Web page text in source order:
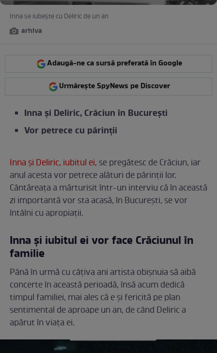
Inna se iubește cu Deliric de un an
arhiva
Adaugă-ne ca sursă preferată în Google
Urmărește SpyNews pe Discover
Inna și Deliric, Crăciun în București
Vor petrece cu părinții
Inna și Deliric, iubitul ei, se pregătesc de Crăciun, iar
anul acesta vor petrece alături de părinții lor.
Cântăreața a mărturisit într-un interviu că în această
zi importantă vor sta acasă, în București, se vor
întâlni cu apropiații.
Inna și iubitul ei vor face Crăciunul în
familie
Până în urmă cu câțiva ani artista obișnuia să aibă
concerte în această perioadă, însă acum dedică
timpul familiei, mai ales că e și fericită pe plan
sentimental de aproape un an, de când Deliric a
apărut în viața ei.